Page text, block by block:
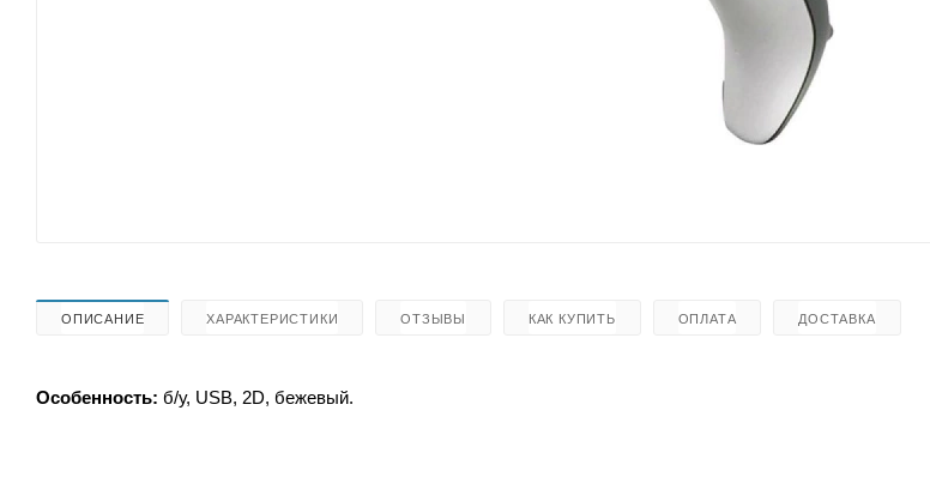
ОПИСАНИЕ ХАРАКТЕРИСТИКИ ОТЗЫВЫ КАК КУПИТЬ ОПЛАТА ДОСТАВКА
Особенность: б/у, USB, 2D, бежевый.